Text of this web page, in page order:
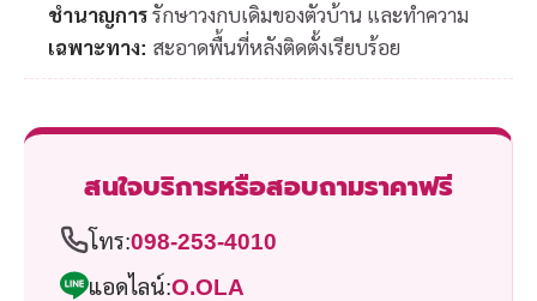
ชำนาญการ
เฉพาะทาง:
รักษาวงกบเดิมของตัวบ้าน และทำความ
สะอาดพื้นที่หลังติดตั้งเรียบร้อย
สนใจบริการหรือสอบถามราคาฟรี
โทร:098-253-4010
แอดไลน์:O.OLA